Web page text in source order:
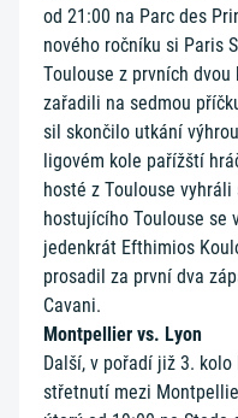
od 21:00 na Parc des
nového ročníku si Paris
Toulouse z prvních
zařadili na sedmou
sil skončilo utkání
ligovém kole pařížští
hosté z Toulouse
hostujícího Toulouse se
jedenkrát Efthimios
prosadil za první dva
Cavani.
Montpellier vs. Lyon
Další, v pořadí již 3.
střetnutí mezi